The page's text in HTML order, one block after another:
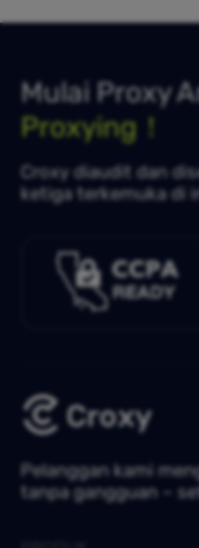
Mulai Proxy
Proxying！
Croxy diaudit dan
ketiga terkemuka di
Pelanggan kami
tanpa gangguan –